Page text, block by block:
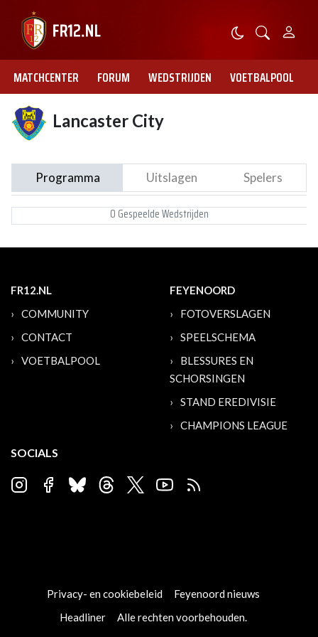
MATCHCENTER FORUM WEDSTRIJDEN VOETBALPOOL
Lancaster City
Programma Uitslagen Spelers
0 Gespeelde Wedstrijden
FR12.NL
COMMUNITY
CONTACT
VOETBALPOOL
FEYENOORD
FOTOVERSLAGEN
SPEELSCHEMA
BLESSURES EN
SCHORSINGEN
STAND EREDIVISIE
CHAMPIONS LEAGUE
SOCIALS
Privacy- en cookiebeleid
Feyenoord nieuws
Headliner
Alle rechten voorbehouden.